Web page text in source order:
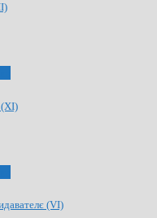
(XI)
(VI)